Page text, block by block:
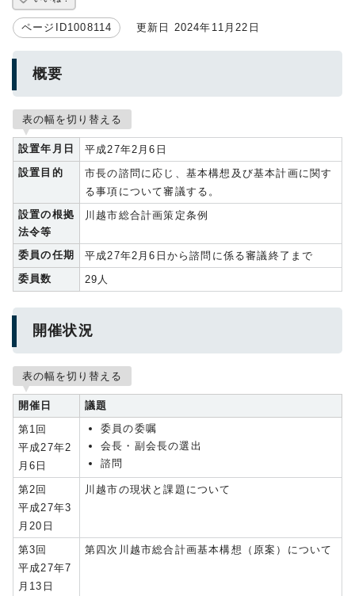
ページID1008114 更新日 2024年11月22日
概要
表の幅を切り替える
設置年月日
平成27年2月6日
設置目的
市長の諮問に応じ、基本構想及び基本計画に関す
る事項について審議する。
設置の根拠
法令等
川越市総合計画策定条例
委員の任期
平成27年2月6日から諮問に係る審議終了まで
委員数
29人
開催状況
表の幅を切り替える
開催日
議題
第1回
平成27年2
月6日
委員の委嘱
会長・副会長の選出
諮問
第2回
平成27年3
月20日
川越市の現状と課題について
第3回
平成27年7
月13日
第四次川越市総合計画基本構想（原案）について